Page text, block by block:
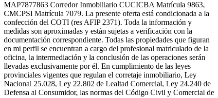
MAP7877863 Corredor Inmobiliario CUCICBA Matrícula 9863,
CMCPSI Matrícula 7079. La presente oferta está condicionada a la
confección del COTI (res AFIP 2371). Toda la información y
medidas son aproximadas y están sujetas a verificación con la
documentación correspondiente. Todas las propiedades que figuran
en mi perfil se encuentran a cargo del profesional matriculado de la
oficina, la intermediación y la conclusión de las operaciones serán
llevadas exclusivamente por él. En cumplimiento de las leyes
provinciales vigentes que regulan el corretaje inmobiliario, Ley
Nacional 25.028, Ley 22.802 de Lealtad Comercial, Ley 24.240 de
Defensa al Consumidor, las normas del Código Civil y Comercial de